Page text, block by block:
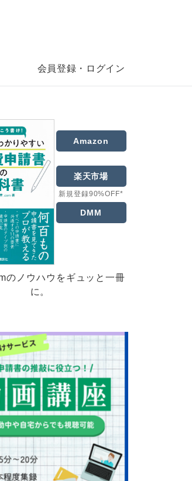
会員登録・ログイン
Amazon
楽天市場
新規登録90%OFF*
DMM
のノウハウをギュッと一冊
に。